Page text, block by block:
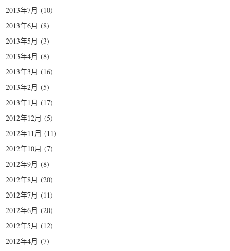
2013年7月 (10)
2013年6月 (8)
2013年5月 (3)
2013年4月 (8)
2013年3月 (16)
2013年2月 (5)
2013年1月 (17)
2012年12月 (5)
2012年11月 (11)
2012年10月 (7)
2012年9月 (8)
2012年8月 (20)
2012年7月 (11)
2012年6月 (20)
2012年5月 (12)
2012年4月 (7)